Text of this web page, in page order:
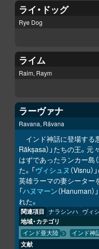
ライ・ドッグ
Rye Dog
ライム
Raim, Raym
ラーヴァナ
Ravana, Rāvana
インド神話に登場する
Rākṣasa）」たちの王。元
はずであったランカー島
た。「ヴィシュヌ （Visnu
英雄ラーマの妻シーター
「ハヌマーン（Hanuman
れた。
関連項目 ナラシンハ ヴィ
地域・カテゴリ
インド亜大陸 インド神
文献